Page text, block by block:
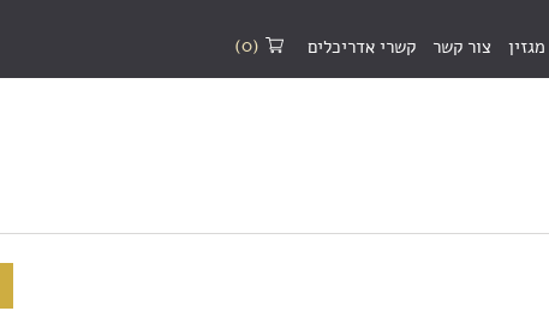
(0) מגזין צור קשר קשרי אדריכלים